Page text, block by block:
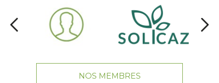
NOS MEMBRES